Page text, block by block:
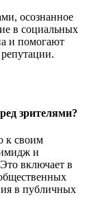
осознанное
в социальных
и помогают
зрителями?
к своим
и
включает в
в публичных